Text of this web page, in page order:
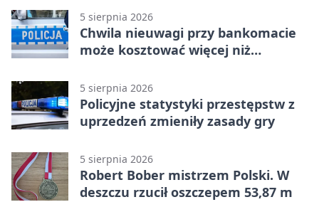
5 sierpnia 2026
Chwila nieuwagi przy bankomacie
może kosztować więcej niż
5 sierpnia 2026
Policyjne statystyki przestępstw z
uprzedzeń zmieniły zasady gry
5 sierpnia 2026
Robert Bober mistrzem Polski. W
deszczu rzucił oszczepem 53,87 m